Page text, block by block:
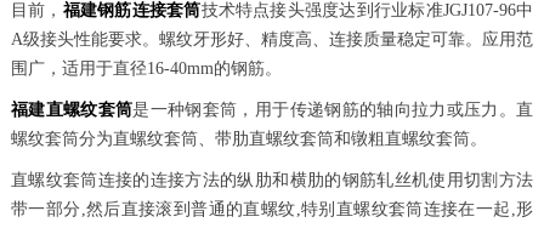
目前， 福建钢筋连接套筒技术特点接头强度达到行业标准JGJ107-96中
A级接头性能要求。螺纹牙形好、精度高、连接质量稳定可靠。应用范
围广，适用于直径16-40mm的钢筋。
福建直螺纹套筒是一种钢套筒，用于传递钢筋的轴向拉力或压力。直
螺纹套筒分为直螺纹套筒、带肋直螺纹套筒和镦粗直螺纹套筒。
直螺纹套筒连接的连接方法的纵肋和横肋的钢筋轧丝机使用切割方法
带一部分,然后直接滚到普通的直螺纹,特别直螺纹套筒连接在一起,形